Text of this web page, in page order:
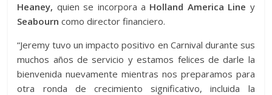
Heaney, quien se incorpora a Holland America Line y
Seabourn como director financiero.
“Jeremy tuvo un impacto positivo en Carnival durante sus
muchos años de servicio y estamos felices de darle la
bienvenida nuevamente mientras nos preparamos para
otra ronda de crecimiento significativo, incluida la